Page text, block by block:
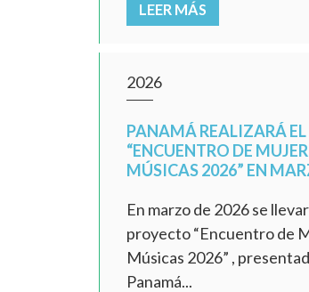
LEER MÁS
2026
PANAMÁ REALIZARÁ EL
“ENCUENTRO DE
MÚSICAS 2026” EN
En marzo de 2026 se
proyecto “Encuentro de
Músicas 2026” ,
Panamá...